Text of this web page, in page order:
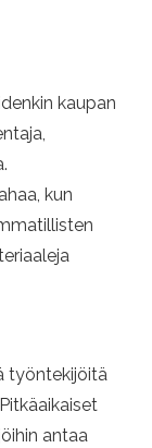
kaupan
kun
työntekijöitä
antaa